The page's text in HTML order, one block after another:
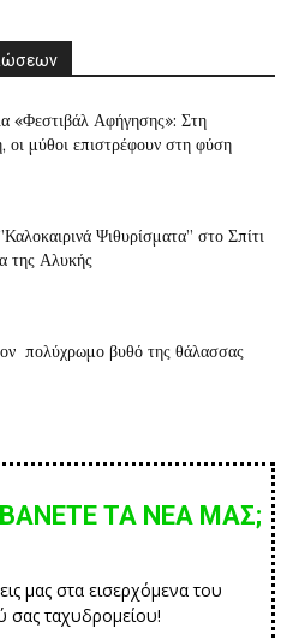
«Φεστιβάλ Αφήγησης»: Στη
οι μύθοι επιστρέφουν στη φύση
Ψιθυρίσματα” στο Σπίτι
της Αλυκής
πολύχρωμο βυθό της θάλασσας
ΤΑ ΝΕΑ ΜΑΣ;
μας στα εισερχόμενα του
σας ταχυδρομείου!